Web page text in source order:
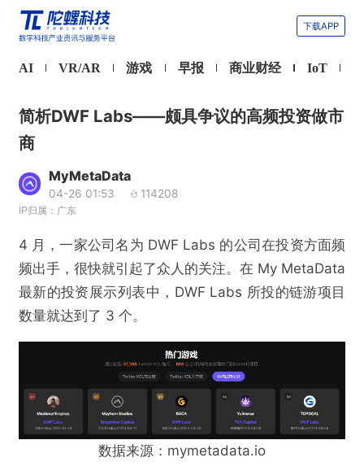
下载APP
AI VR/AR 游戏 早报 商业财经 IoT
简析DWF Labs——颇具争议的高频投资做市
商
MyMetaData
04-26 01:53 114208
IP归属：广东
4 月，一家公司名为 DWF Labs 的公司在投资方面频
频出手，很快就引起了众人的关注。在 My MetaData
最新的投资展示列表中，DWF Labs 所投的链游项目
数量就达到了 3 个。
数据来源：mymetadata.io